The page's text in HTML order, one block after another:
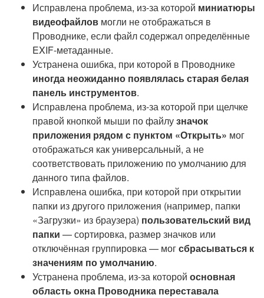
Исправлена проблема, из-за которой миниатюры
видеофайлов могли не отображаться в
Проводнике, если файл содержал определённые
EXIF-метаданные.
Устранена ошибка, при которой в Проводнике
иногда неожиданно появлялась старая белая
панель инструментов.
Исправлена проблема, из-за которой при щелчке
правой кнопкой мыши по файлузначок
приложения рядом с пунктом «Открыть» мог
отображаться как универсальный, а не
соответствовать приложению по умолчанию для
данного типа файлов.
Исправлена ошибка, при которой при открытии
папки из другого приложения (например, папки
«Загрузки» из браузера) пользовательский вид
папки — сортировка, размер значков или
отключённая группировка — могсбрасываться к
значениям по умолчанию.
Устранена проблема, из-за которой основная
область окна Проводника переставала